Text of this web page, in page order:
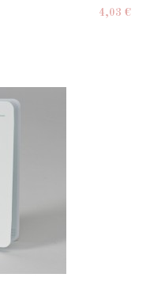
4,03 €